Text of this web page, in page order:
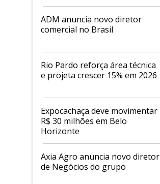
ADM anuncia novo diretor
comercial no Brasil
Rio Pardo reforça área técnica
e projeta crescer 15% em 2026
Expocachaça deve movimentar
R$ 30 milhões em Belo
Horizonte
Axia Agro anuncia novo diretor
de Negócios do grupo